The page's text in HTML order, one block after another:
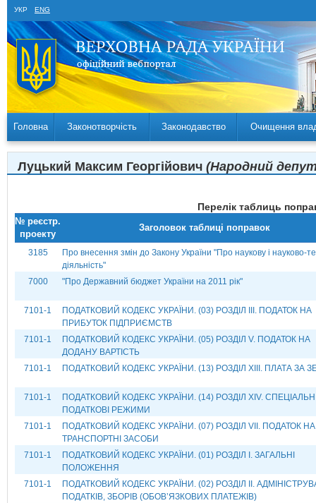
УКР ENG
Головна Законотворчість Законодавство Очищення
Луцький Максим Георгійович (Народний
Перелік таблиць
№ реєстр.
проекту
Заголовок таблиці поправок
3185
Про внесення змін до Закону України "Про наукову і науково-
діяльність"
7000
"Про Державний бюджет України на 2011 рік"
7101-1
ПОДАТКОВИЙ КОДЕКС УКРАЇНИ. (03) РОЗДІЛ ІІІ. ПОДАТОК НА
ПРИБУТОК ПІДПРИЄМСТВ
7101-1
ПОДАТКОВИЙ КОДЕКС УКРАЇНИ. (05) РОЗДІЛ V. ПОДАТОК НА
ДОДАНУ ВАРТІСТЬ
7101-1
ПОДАТКОВИЙ КОДЕКС УКРАЇНИ. (13) РОЗДІЛ ХІІІ. ПЛАТА ЗА
7101-1
ПОДАТКОВИЙ КОДЕКС УКРАЇНИ. (14) РОЗДІЛ ХІV.
ПОДАТКОВІ РЕЖИМИ
7101-1
ПОДАТКОВИЙ КОДЕКС УКРАЇНИ. (07) РОЗДІЛ VII. ПОДАТОК НА
ТРАНСПОРТНІ ЗАСОБИ
7101-1
ПОДАТКОВИЙ КОДЕКС УКРАЇНИ. (01) РОЗДІЛ І. ЗАГАЛЬНІ
ПОЛОЖЕННЯ
7101-1
ПОДАТКОВИЙ КОДЕКС УКРАЇНИ. (02) РОЗДІЛ II.
ПОДАТКІВ, ЗБОРІВ (ОБОВ’ЯЗКОВИХ ПЛАТЕЖІВ)